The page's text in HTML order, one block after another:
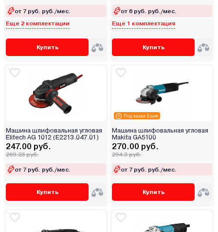
от 7 руб. руб./мес.
Еще 2 комплектации
Купить
от 6 руб. руб./мес.
Еще 1 комплектация
Купить
Машина шлифовальная угловая
Elitech AG 1012 (E2213.047.01)
247.00 руб.
269.23 руб.
от 7 руб. руб./мес.
Купить
Под заказ 3 дня
Машина шлифовальная угловая
Makita GA5100
270.00 руб.
294.3 руб.
от 7 руб. руб./мес.
Купить